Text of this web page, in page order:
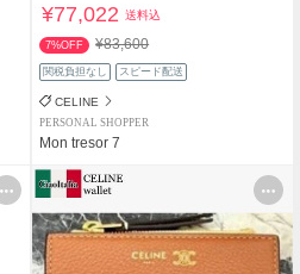
¥77,022送料込
7%OFF ¥83,600
関税負担なし スピード配送
CELINE
PERSONAL SHOPPER
Mon tresor 7